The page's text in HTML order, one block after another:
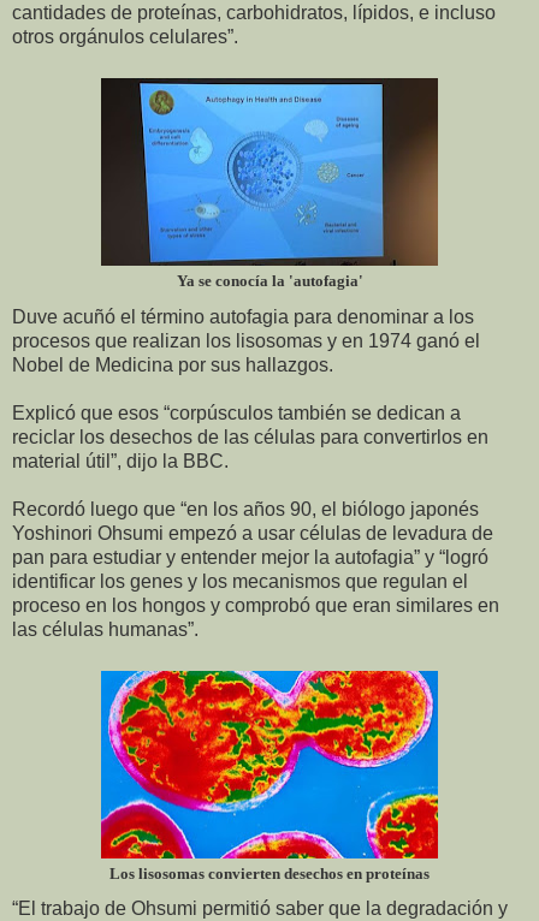
cantidades de proteínas, carbohidratos, lípidos, e incluso
otros orgánulos celulares”.
Ya se conocía la 'autofagia'
Duve acuñó el término autofagia para denominar a los
procesos que realizan los lisosomas y en 1974 ganó el
Nobel de Medicina por sus hallazgos.
Explicó que esos “corpúsculos también se dedican a
reciclar los desechos de las células para convertirlos en
material útil”, dijo la BBC.
Recordó luego que “en los años 90, el biólogo japonés
Yoshinori Ohsumi empezó a usar células de levadura de
pan para estudiar y entender mejor la autofagia” y “logró
identificar los genes y los mecanismos que regulan el
proceso en los hongos y comprobó que eran similares en
las células humanas”.
Los lisosomas convierten desechos en proteínas
“El trabajo de Ohsumi permitió saber que la degradación y